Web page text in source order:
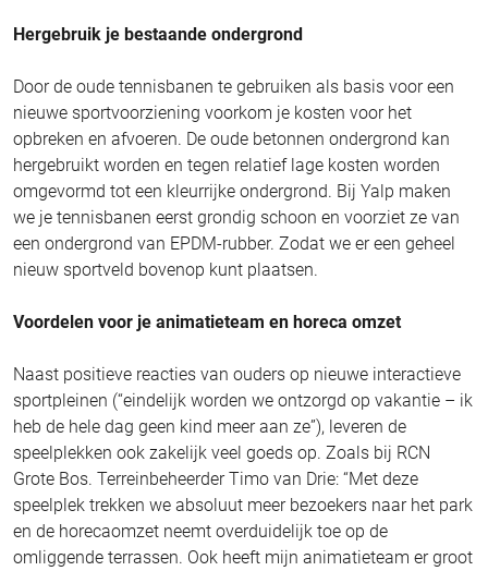
Hergebruik je bestaande ondergrond
Door de oude tennisbanen te gebruiken als basis voor een
nieuwe sportvoorziening voorkom je kosten voor het
opbreken en afvoeren. De oude betonnen ondergrond kan
hergebruikt worden en tegen relatief lage kosten worden
omgevormd tot een kleurrijke ondergrond. Bij Yalp maken
we je tennisbanen eerst grondig schoon en voorziet ze van
een ondergrond van EPDM-rubber. Zodat we er een geheel
nieuw sportveld bovenop kunt plaatsen.
Voordelen voor je animatieteam en horeca omzet
Naast positieve reacties van ouders op nieuwe interactieve
sportpleinen (“eindelijk worden we ontzorgd op vakantie – ik
heb de hele dag geen kind meer aan ze”), leveren de
speelplekken ook zakelijk veel goeds op. Zoals bij RCN
Grote Bos. Terreinbeheerder Timo van Drie: “Met deze
speelplek trekken we absoluut meer bezoekers naar het park
en de horecaomzet neemt overduidelijk toe op de
omliggende terrassen. Ook heeft mijn animatieteam er groot